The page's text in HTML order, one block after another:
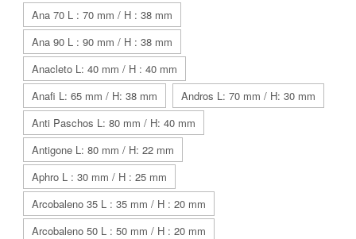
Ana 70 L : 70 mm / H : 38 mm
Ana 90 L : 90 mm / H : 38 mm
Anacleto L: 40 mm / H : 40 mm
Anafi L: 65 mm / H: 38 mm
Andros L: 70 mm / H: 30 mm
Anti Paschos L: 80 mm / H: 40 mm
Antigone L: 80 mm / H: 22 mm
Aphro L : 30 mm / H : 25 mm
Arcobaleno 35 L : 35 mm / H : 20 mm
Arcobaleno 50 L : 50 mm / H : 20 mm